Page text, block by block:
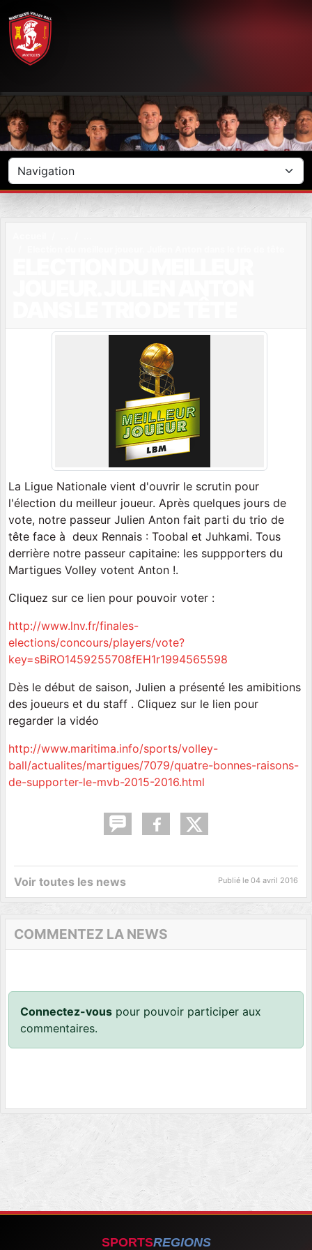
La Ligue Nationale vient d'ouvrir le scrutin pour
l'élection du meilleur joueur. Après quelques jours de
vote, notre passeur Julien Anton fait parti du trio de
tête face à deux Rennais : Toobal et Juhkami. Tous
derrière notre passeur capitaine: les suppporters du
Martigues Volley votent Anton !.
Cliquez sur ce lien pour pouvoir voter :
http://www.lnv.fr/finales-
elections/concours/players/vote?
key=sBiRO1459255708fEH1r1994565598
Dès le début de saison, Julien a présenté les amibitions
des joueurs et du staff . Cliquez sur le lien pour
regarder la vidéo
http://www.maritima.info/sports/volley-
ball/actualites/martigues/7079/quatre-bonnes-raisons-
de-supporter-le-mvb-2015-2016.html
Voir toutes les news Publié le 04 avril 2016
COMMENTEZ LA NEWS
Connectez-vous pour pouvoir participer aux
commentaires.
SPORTSREGIONS
Panneau de gestion des cookies